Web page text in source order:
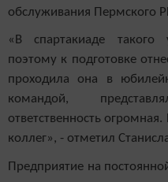
обслуживания Пермского
«В спартакиаде такого
поэтому к подготовке
проходила она в
командой,
ответственность
коллег», - отметил
Предприятие на